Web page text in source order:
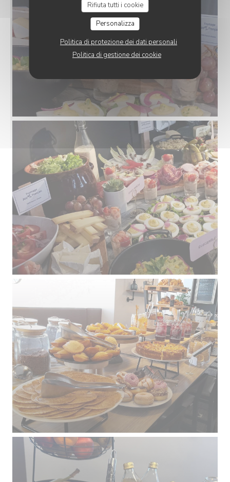
Rifiuta tutti i cookie
Personalizza
Politica di protezione dei dati personali
Politica di gestione dei cookie